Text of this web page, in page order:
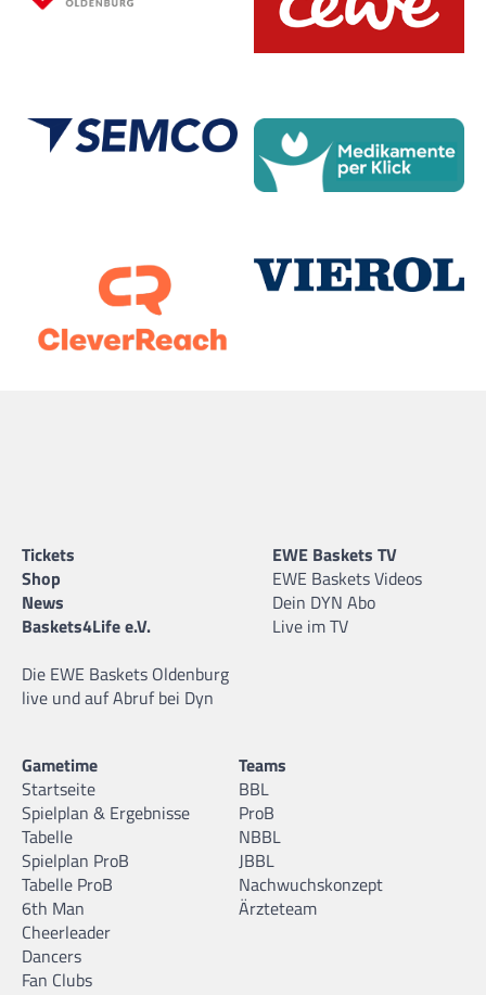
Tickets
Shop
News
Baskets4Life e.V.
Die EWE Baskets Oldenburg
live und auf Abruf bei Dyn
EWE Baskets TV
EWE Baskets Videos
Dein DYN Abo
Live im TV
Gametime
Startseite
Spielplan & Ergebnisse
Tabelle
Spielplan ProB
Tabelle ProB
6th Man
Cheerleader
Dancers
Fan Clubs
Teams
BBL
ProB
NBBL
JBBL
Nachwuchskonzept
Ärzteteam